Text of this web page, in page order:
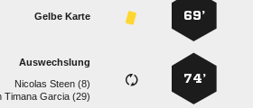
69’
Gelbe Karte
74’
Auswechslung
  
  